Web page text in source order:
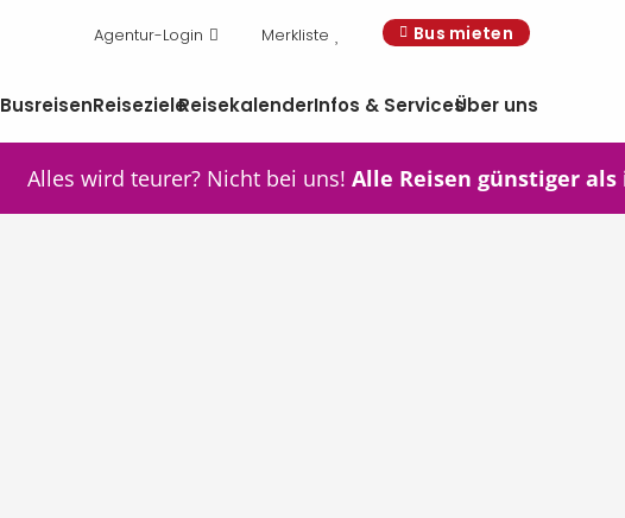
Agentur-Login Merkliste Bus mieten
BusreisenReisezieleReisekalenderInfos & ServicesÜber uns
Alles wird teurer? Nicht bei uns! Alle Reisen günstiger